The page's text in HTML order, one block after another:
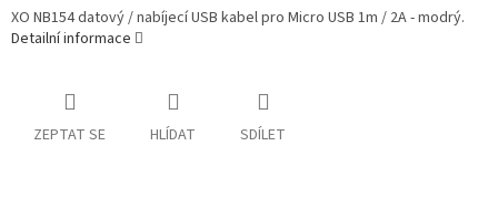
XO NB154 datový / nabíjecí USB kabel pro Micro USB 1m / 2A - modrý.
Detailní informace
ZEPTAT SE HLÍDAT SDÍLET